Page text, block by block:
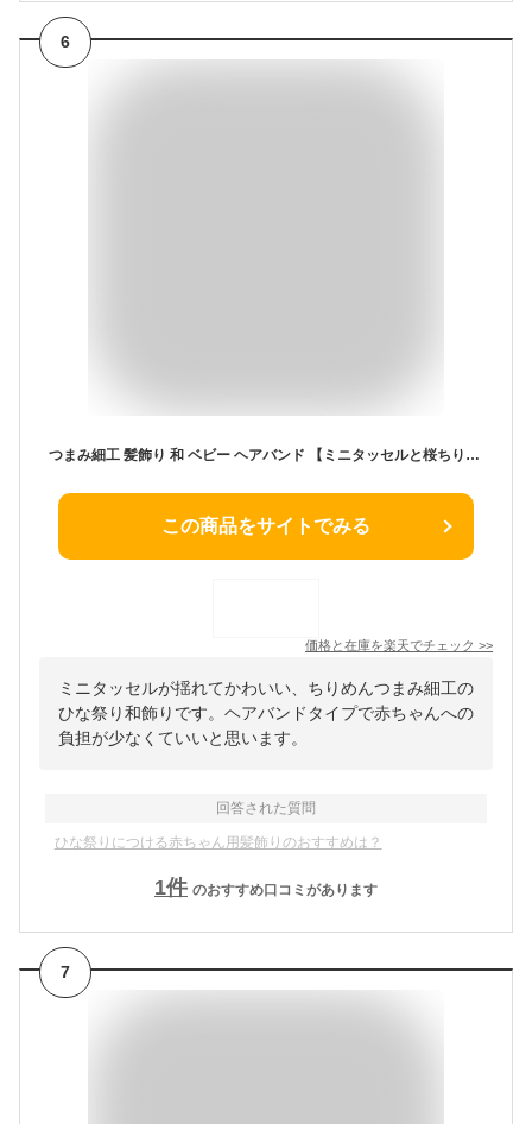
6
つまみ細工 髪飾り 和 ベビー ヘアバンド 【ミニタッセルと桜ちりめんつまみ細工の和飾り】 ヘアクリップ ひな祭り 初節句 お食い初め 袴ロンパース 着物 和装ヘアアクセサリー 女の子 赤ちゃん
この商品をサイトでみる
価格と在庫を楽天でチェック >>
ミニタッセルが揺れてかわいい、ちりめんつまみ細工の
ひな祭り和飾りです。ヘアバンドタイプで赤ちゃんへの
負担が少なくていいと思います。
回答された質問
ひな祭りにつける赤ちゃん用髪飾りのおすすめは？
1件 のおすすめ口コミがあります
7